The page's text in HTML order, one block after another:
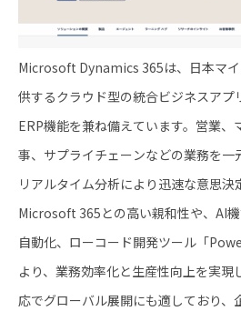
Microsoft Dynamics 365は、日本マ
供するクラウド型の統合ビジネスアプ
ERP機能を兼ね備えています。​営業、
事、サプライチェーンなどの業務を一
リアルタイム分析により迅速な意思決
Microsoft 365との高い親和性や、AI
自動化、ローコード開発ツール「
より、業務効率化と生産性向上を実現
応でグローバル展開にも適しており、